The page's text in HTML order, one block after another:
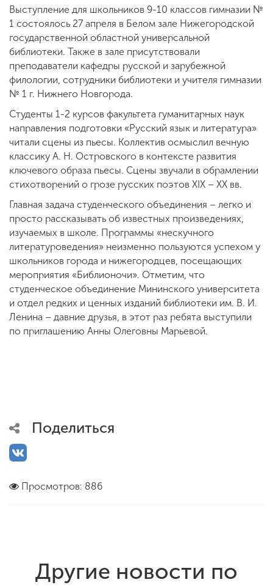
Выступление для школьников 9-10 классов гимназии №
1 состоялось 27 апреля в Белом зале Нижегородской
государственной областной универсальной
библиотеки. Также в зале присутствовали
преподаватели кафедры русской и зарубежной
филологии, сотрудники библиотеки и учителя гимназии
№ 1 г. Нижнего Новгорода.
Студенты 1-2 курсов факультета гуманитарных наук
направления подготовки «Русский язык и литература»
читали сцены из пьесы. Коллектив осмыслил вечную
классику А. Н. Островского в контексте развития
ключевого образа пьесы. Сцены звучали в обрамлении
стихотворений о грозе русских поэтов XIX – XX вв.
Главная задача студенческого объединения – легко и
просто рассказывать об известных произведениях,
изучаемых в школе. Программы «нескучного
литературоведения» неизменно пользуются успехом у
школьников города и нижегородцев, посещающих
мероприятия «Библионочи». Отметим, что
студенческое объединение Мининского университета
и отдел редких и ценных изданий библиотеки им. В. И.
Ленина – давние друзья, в этот раз ребята выступили
по приглашению Анны Олеговны Марьевой.
Поделиться
Просмотров: 886
Другие новости по